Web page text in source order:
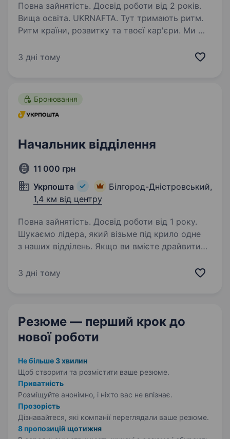
Повна зайнятість. Досвід роботи від 2 років.
Вища освіта. UKRNAFTA. Тут тримають ритм.
Ритм країни, розвитку та твоєї кар'єри. Ми —
Сьогодні це 2 000+ свердловин, майже 700
3 дні тому
Бронювання
Начальник відділення
11 000 грн
Укрпошта
Білгород-Дністровський,
1,4 км від центру
Повна зайнятість. Досвід роботи від 1 року.
Шукаємо лідера, який візьме під крило одне
з наших відділень. Якщо ви вмієте драйвити
з клієнтами — ми чекаємо саме на вас. Ваша
3 дні тому
Резюме — перший крок до
нової роботи
Не більше 3 хвилин
Щоб створити та розмістити ваше резюме.
Приватність
Розміщуйте анонімно, і ніхто вас не впізнає.
Прозорість
Дізнавайтеся, які компанії переглядали ваше резюме.
8 пропозицій щотижня